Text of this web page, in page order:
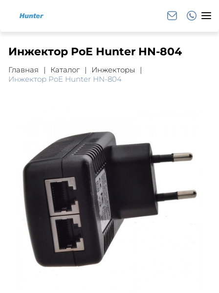
Инжектор PoE Hunter HN-804
Главная Каталог
Инжекторы
Инжектор PoE Hunter HN-804